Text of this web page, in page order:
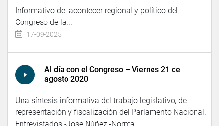
Informativo del acontecer regional y político del
Congreso de la...
17-09-2025
Al día con el Congreso – Viernes 21 de
agosto 2020
Una síntesis informativa del trabajo legislativo, de
representación y fiscalización del Parlamento Nacional.
Entrevistados -Jose Núñez -Norma...